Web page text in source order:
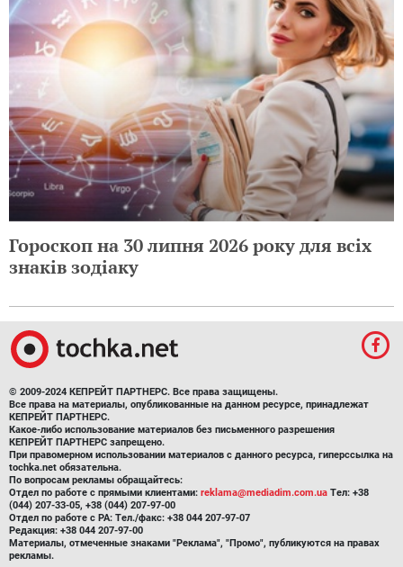
Гороскоп на 30 липня 2026 року для всіх
знаків зодіаку
© 2009-2024 КЕПРЕЙТ ПАРТНЕРС. Все права защищены.
Все права на материалы, опубликованные на данном ресурсе, принадлежат
КЕПРЕЙТ ПАРТНЕРС.
Какое-либо использование материалов без письменного разрешения
КЕПРЕЙТ ПАРТНЕРС запрещено.
При правомерном использовании материалов с данного ресурса, гиперссылка на
tochka.net обязательна.
По вопросам рекламы обращайтесь:
Отдел по работе с прямыми клиентами: reklama@mediadim.com.ua Тел: +38
(044) 207-33-05, +38 (044) 207-97-00
Отдел по работе с РА: Тел./факс: +38 044 207-97-07
Редакция: +38 044 207-97-00
Материалы, отмеченные знаками "Реклама", "Промо", публикуются на правах
рекламы.